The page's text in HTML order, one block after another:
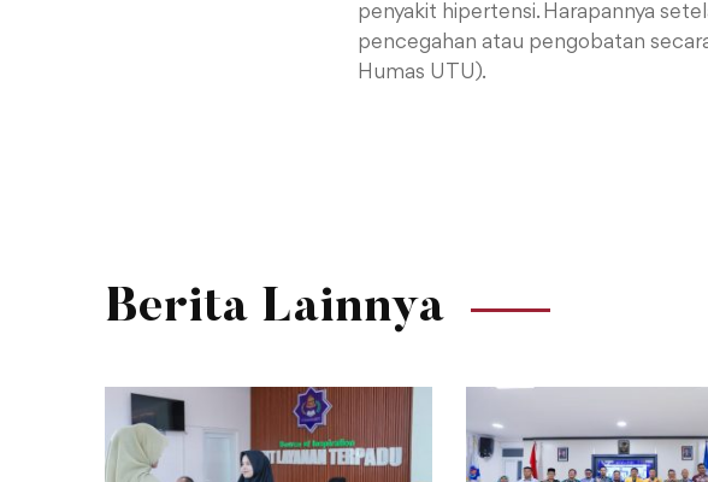
penyakit hipertensi. Harapannya
pencegahan atau pengobatan
Humas UTU).
Berita Lainnya